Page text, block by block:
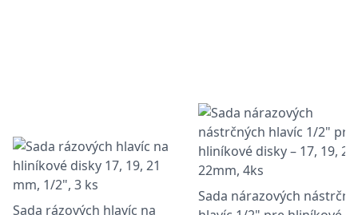
Sada rázových hlavíc na
Sada nárazových